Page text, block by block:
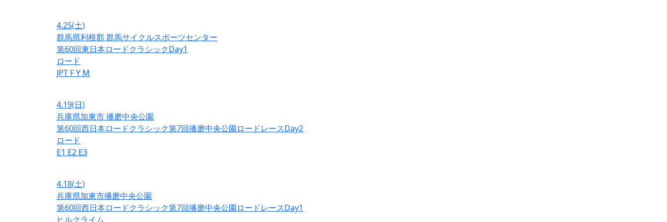
4.25(土)
群馬県利根郡 群馬サイクルスポーツセンター
第60回東日本ロードクラシックDay1
ロード
JPT FY M
4.19(日)
兵庫県加東市 播磨中央公園
第60回西日本ロードクラシック第7回播磨中央公園ロードレースDay2
ロード
E1 E2 E3
4.18(土)
兵庫県加東市播磨中央公園
第60回西日本ロードクラシック第7回播磨中央公園ロードレースDay1
ヒルクライム